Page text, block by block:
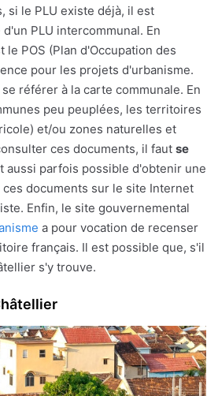
si le PLU existe déjà, il est
PLU intercommunal. En
le POS (Plan d'Occupation des
pour les projets d'urbanisme.
référer à la carte communale. En
peu peuplées, les territoires
et/ou zones naturelles et
ces documents, il faut se
aussi parfois possible d'obtenir une
documents sur le site Internet
Enfin, le site gouvernemental
a pour vocation de recenser
français. Il est possible que, s'il
s'y trouve.